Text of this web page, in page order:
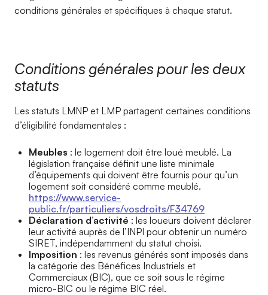
conditions générales et spécifiques à chaque statut.
Conditions générales pour les deux
statuts
Les statuts LMNP et LMP partagent certaines conditions
d’éligibilité fondamentales :
Meubles : le logement doit être loué meublé. La
législation française définit une liste minimale
d’équipements qui doivent être fournis pour qu’un
logement soit considéré comme meublé.
https://www.service-
public.fr/particuliers/vosdroits/F34769
Déclaration d’activité : les loueurs doivent déclarer
leur activité auprès de l’INPI pour obtenir un numéro
SIRET, indépendamment du statut choisi.
Imposition : les revenus générés sont imposés dans
la catégorie des Bénéfices Industriels et
Commerciaux (BIC), que ce soit sous le régime
micro-BIC ou le régime BIC réel.